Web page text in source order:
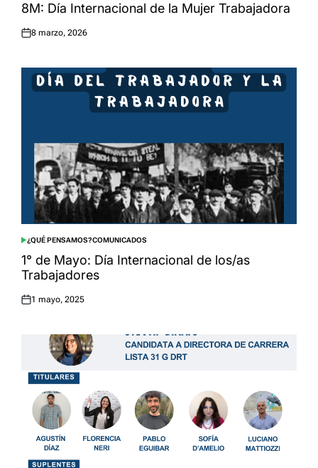
IN
8M: Día Internacional de la Mujer Trabajadora
Posted
8 marzo, 2026
POSTED
IN
¿QUÉ PENSAMOS?COMUNICADOS
1° de Mayo: Día Internacional de los/as
Trabajadores
Posted
1 mayo, 2025